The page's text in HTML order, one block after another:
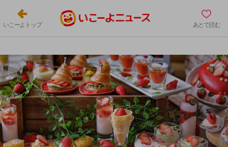
いこーよトップ あとで読む